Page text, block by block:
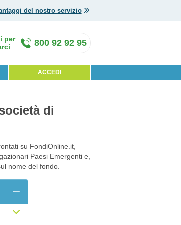
del nostro servizio
ACCEDI
800 92 92 95
di
su FondiOnline.it,
Paesi Emergenti e,
nome del fondo.